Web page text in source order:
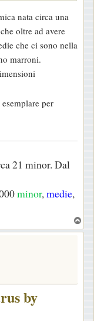
nata circa una
oltre ad avere
che ci sono nella
marroni.
per
21 minor. Dal
minor,medie,
o
by